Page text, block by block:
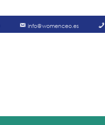
info@womenceo.es